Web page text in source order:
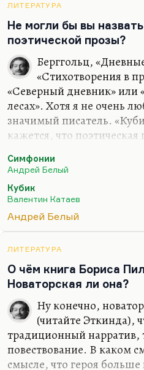
младоформалистов, на
скажем. Мне кажется,
такого грандиозного
Гоголя сделан пейзаж,
Белый же был
пишет очень сложным
ЛИТЕРАТУРА
Не могли бы вы
поэтической прозы?
Берггольц,
«Стихотворения в
«Северный дневник» или
лесах». Хотя я не очень
значимый писатель.
кажется, что
история этого
помню, как на том же
Николаевна Гаврилова
структуре «Кубика»:
пожалуй, это несколько
«Кубик» — это настоящая
«Трава забвения» — это
«Кубик» — это уже…
Симфонии
Андрей Белый
Кубик
Валентин Катаев
Андрей Белый
ЛИТЕРАТУРА
О чём книга Бориса
Новаторская ли она?
Ну конечно,
(читайте Эткинда),
традиционный нарратив,
повествование. В каком
смысле, что героя больше